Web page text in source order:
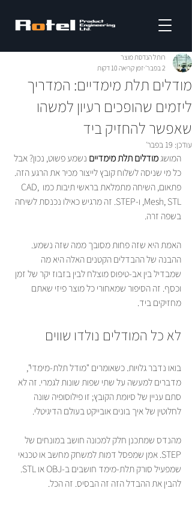
מודלים תלת מימדיים: המדריך
ליזמים שהופכים רעיון למשהו
שאפשר להחזיק ביד
רותל הנדסת מוצר
2 בפבר׳
זמן קריאה 10 דקות
עודכן: 19 בפבר׳
המושג מודלים תלת מימדיים נשמע פשוט, נכון? אבל
כל מי שניסה לשלוח קובץ לייצור מכיר את הרגע הזה.
פתאום, השיחה מתמלאת בראשי תיבות כמו CAD,
Mesh, STL, ו-STEP. זה מרגיש כאילו נכנסת לשיחה
בשפה זרה.
האמת היא שזה פחות מסובך ממה שזה נשמע.
ההבנה של ההבדלים הקטנים האלה היא מה
שמבדיל בין אב-טיפוס מוצלח לבין בזבוז יקר של זמן
וכסף. זה הסיפור שמאחורי כל מוצר פיזי שאתם
מחזיקים ביד.
לא כל המודלים נולדו שווים
בואו נדבר גלויות. כשאומרים "מודל תלת-מימדי",
מדברים למעשה על שתי שפות שונות לגמרי. זה לא
סתם עניין של סיומת הקובץ; זו פילוסופיה שונה
לחלוטין של איך בונים אובייקט בעולם הדיגיטלי.
מהנדס שמתכנן חלק למכונה חושב במונחים של
STEP. אמן שמפסל דמות למשחק מחשב או טכנאי
שמפעיל סורק תלת-מימד חושבים ב-OBJ או STL.
להבין את ההבדל הזה זה הבסיס. זה הכל.